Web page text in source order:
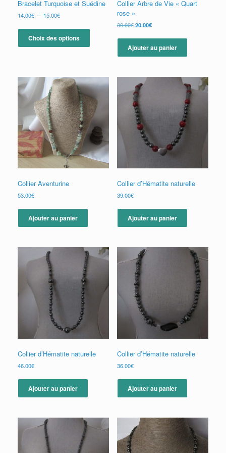
Bracelet Turquoise et Suédine
14.00€ – 15.00€Plage
prix :
14.00€
à
Choix des options
Les
options
peuvent
être
choisies
sur
la
page
du
produit
Collier Arbre de Vie « Quart
rose »
30.00€ Le
initial
était :
30.00€.
20.00€Le
actuel
est :
20.00€.
Ajouter au panier
Collier Aventurine
53.00€
Ajouter au panier
Collier d’Hématite naturelle
39.00€
Ajouter au panier
Collier d’Hématite naturelle
46.00€
Ajouter au panier
Collier d’Hématite naturelle
36.00€
Ajouter au panier